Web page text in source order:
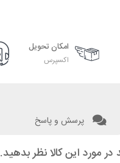
امکان تحویل
اکسپرس
پرسش و پاسخ
مورد این کالا نظر بدهید.